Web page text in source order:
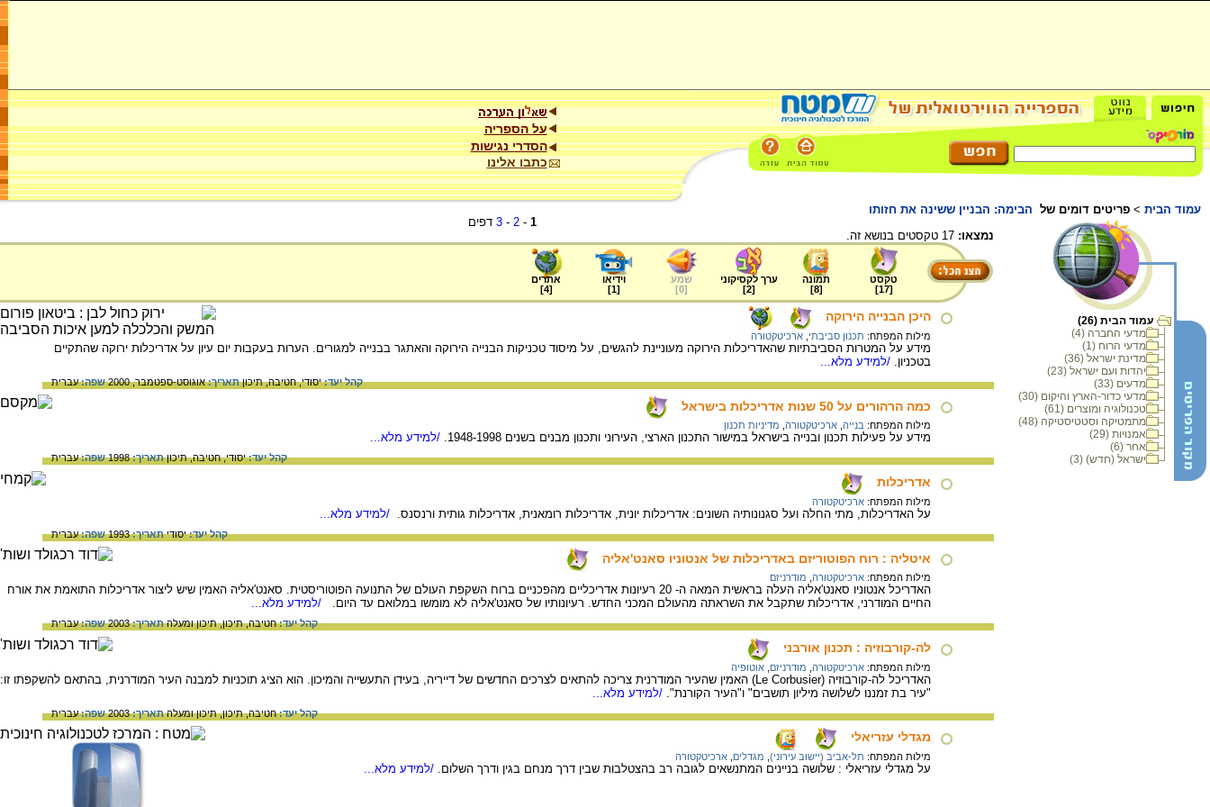
על הספריה
הסדרי נגישות
כתבו אלינו
עמוד הבית > פריטים דומים של הבימה: הבניין ששינה את חזותו
עמוד הבית (26)
מדעי החברה (4)
מדעי הרוח (1)
מדינת ישראל (36)
יהדות ועם ישראל (23)
מדעים (33)
מדעי כדור-הארץ והיקום (30)
טכנולוגיה ומוצרים (61)
מתמטיקה וסטטיסטיקה (48)
אמנויות (29)
אחר (6)
ישראל (חדש) (3)
1
-
2
-
3 דפים
נמצאו:
טקסט
[
17
]
תמונה
[
8
]
ערך לקסיקוני
[
2
]
שמע
[
0
]
וידיאו
[
1
]
אתרים
[
4
]
היכן הבנייה הירוקה
מילות המפתח: תכנון סביבתי ארכיטקטורה
מידע על המטרות הסביבתיות שהאדריכלות הירוקה מעוניינת להגשים, על מיסוד טכניקות הבנייה הירוקה והאתגר בבנייה למגורים. הערות בעקבות יום עיון על אדריכלות ירוקה שהתקיים
בטכניון. /למידע מלא...
קהל יעד:יסודי,חטיבה,תיכוןתאריך:אוגוסט-ספטמבר, 2000 שפה:עברית
כמה הרהורים על 50 שנות אדריכלות בישראל
מילות המפתח: בנייה ארכיטקטורה מדיניות תכנון
מידע על פעילות תכנון ובנייה בישראל במישור התכנון הארצי, העירוני ותכנון מבנים בשנים 1948-1998. /למידע מלא...
קהל יעד:יסודי,חטיבה,תיכוןתאריך:1998 שפה:עברית
אדריכלות
מילות המפתח: ארכיטקטורה
על האדריכלות, מתי החלה ועל סגנונותיה השונים: אדריכלות יונית, אדריכלות רומאנית, אדריכלות גותית ורנסנס. /למידע מלא...
קהל יעד:יסודיתאריך:1993 שפה:עברית
איטליה : רוח הפוטוריזם באדריכלות של אנטוניו סאנט'אליה
מילות המפתח: ארכיטקטורה מודרניזם
האדריכל אנטוניו סאנט'אליה העלה בראשית המאה ה- 20 רעיונות אדריכליים מהפכניים ברוח השקפת העולם של התנועה הפוטוריסטית. סאנט'אליה האמין שיש ליצור אדריכלות התואמת את אורח
החיים המודרני, אדריכלות שתקבל את השראתה מהעולם המכני החדש. רעיונותיו של סאנט'אליה לא מומשו במלואם עד היום.
/למידע מלא...
קהל יעד:חטיבה,תיכון,תיכון ומעלהתאריך:2003 שפה:עברית
לה-קורבוזיה : תכנון אורבני
מילות המפתח: ארכיטקטורה מודרניזם אוטופיה
האדריכל לה-קורבוזיה (Le Corbusier) האמין שהעיר המודרנית צריכה להתאים לצרכים החדשים של דייריה, בעידן התעשייה והמיכון. הוא הציג תוכניות למבנה העיר המודרנית, בהתאם להשקפתו זו:
"עיר בת זמננו לשלושה מיליון תושבים" ו"העיר הקורנת". /למידע מלא...
קהל יעד:חטיבה,תיכון,תיכון ומעלהתאריך:2003 שפה:עברית
מגדלי עזריאלי
מילות המפתח: תל-אביב (יישוב עירוני) מגדלים ארכיטקטורה
על מגדלי עזריאלי : שלושה בניינים המתנשאים לגובה רב בהצטלבות שבין דרך מנחם בגין ודרך השלום. /למידע מלא...